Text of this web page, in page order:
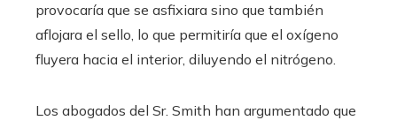
provocaría que se asfixiara sino que también
aflojara el sello, lo que permitiría que el oxígeno
fluyera hacia el interior, diluyendo el nitrógeno.
Los abogados del Sr. Smith han argumentado que